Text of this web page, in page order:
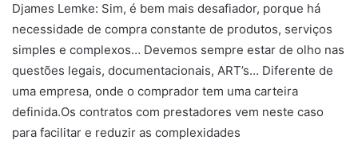
Djames Lemke: Sim, é bem mais desafiador, porque há
necessidade de compra constante de produtos, serviços
simples e complexos… Devemos sempre estar de olho nas
questões legais, documentacionais, ART’s… Diferente de
uma empresa, onde o comprador tem uma carteira
definida.Os contratos com prestadores vem neste caso
para facilitar e reduzir as complexidades